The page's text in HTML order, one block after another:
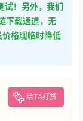
试！另外，我们
下载通道，无
格现临时降低
给TA打赏